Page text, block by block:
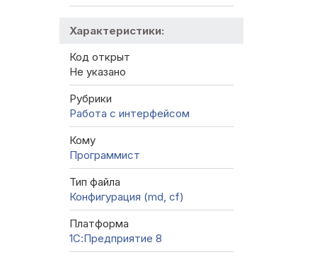
Характеристики:
Код открыт
Не указано
Рубрики
Работа с интерфейсом
Кому
Программист
Тип файла
Конфигурация (md, cf)
Платформа
1С:Предприятие 8